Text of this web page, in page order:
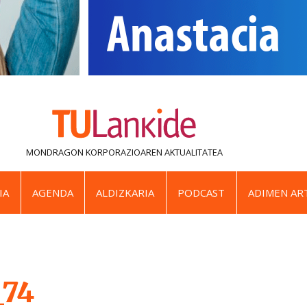
MONDRAGON KORPORAZIOAREN AKTUALITATEA
AGENDA ALDIZKARIA PODCAST ADIMEN